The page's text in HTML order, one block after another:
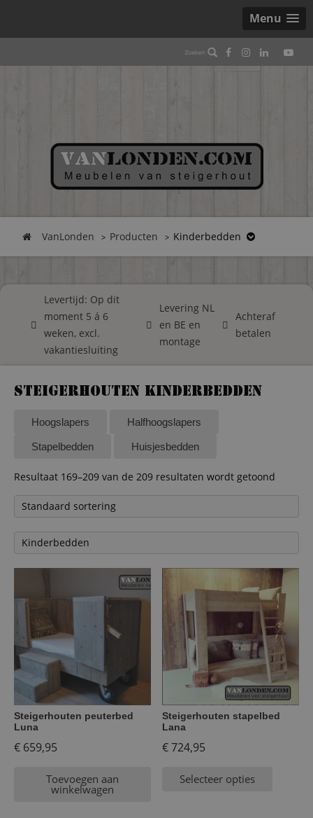
Menu
VanLonden Producten Kinderbedden
Levertijd: Op dit
moment 5 á 6
weken, excl.
vakantiesluiting
Levering NL
en BE en
montage
Achteraf
betalen
Steigerhouten kinderbedden
Hoogslapers Halfhoogslapers
Stapelbedden Huisjesbedden
Resultaat 169–209 van de 209 resultaten wordt getoond
Steigerhouten peuterbed
Luna
€ 659,95
Toevoegen aan
winkelwagen
Steigerhouten stapelbed
Lana
€724,95
Selecteer opties